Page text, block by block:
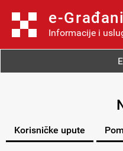
e-Građani
Informacije i
Korisničke upute